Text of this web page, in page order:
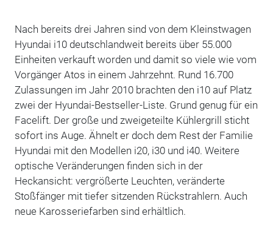
Nach bereits drei Jahren sind von dem Kleinstwagen
Hyundai i10 deutschlandweit bereits über 55.000
Einheiten verkauft worden und damit so viele wie vom
Vorgänger Atos in einem Jahrzehnt. Rund 16.700
Zulassungen im Jahr 2010 brachten den i10 auf Platz
zwei der Hyundai-Bestseller-Liste. Grund genug für ein
Facelift. Der große und zweigeteilte Kühlergrill sticht
sofort ins Auge. Ähnelt er doch dem Rest der Familie
Hyundai mit den Modellen i20, i30 und i40. Weitere
optische Veränderungen finden sich in der
Heckansicht: vergrößerte Leuchten, veränderte
Stoßfänger mit tiefer sitzenden Rückstrahlern. Auch
neue Karosseriefarben sind erhältlich.